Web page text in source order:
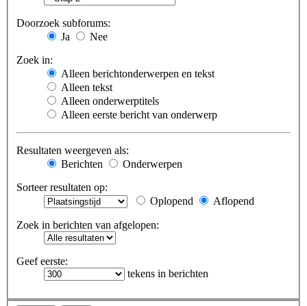
Doorzoek subforums:
Ja
Nee
Zoek in:
Alleen berichtonderwerpen en tekst
Alleen tekst
Alleen onderwerptitels
Alleen eerste bericht van onderwerp
Resultaten weergeven als:
Berichten
Onderwerpen
Sorteer resultaten op:
Oplopend
Aflopend
Zoek in berichten van afgelopen:
Geef eerste:
tekens in berichten